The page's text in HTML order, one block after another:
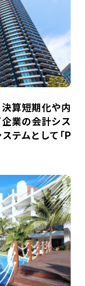
算短期化や内
業の会計シス
テムとして「P